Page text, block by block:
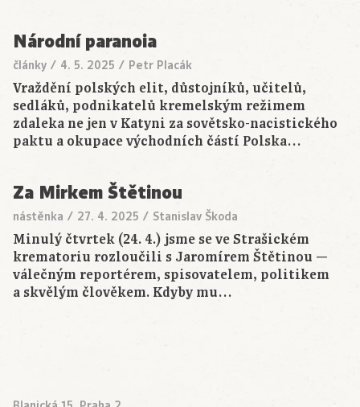
Národní paranoia
články / 4. 5. 2025 / Petr Placák
Vraždění polských elit, důstojníků, učitelů,
sedláků, podnikatelů kremelským režimem
zdaleka ne jen v Katyni za sovětsko-nacistického
paktu a okupace východních částí Polska…
Za Mirkem Štětinou
nástěnka / 27. 4. 2025 / Stanislav Škoda
Minulý čtvrtek (24. 4.) jsme se ve Strašickém
krematoriu rozloučili s Jaromírem Štětinou —
válečným reportérem, spisovatelem, politikem
a skvělým člověkem. Kdyby mu…